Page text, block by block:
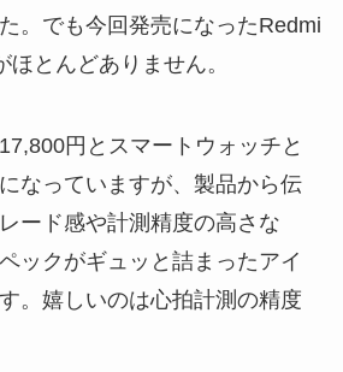
。でも今回発売になったRedmi
とんどありません。
円とスマートウォッチと
なっていますが、製品から伝
ード感や計測精度の高さな
ックがギュッと詰まったアイ
。嬉しいのは心拍計測の精度